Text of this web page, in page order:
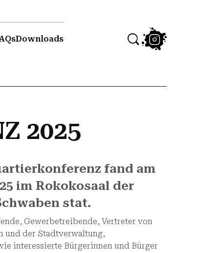
Downloads
2025
fand am
im Rokokosaal der
stat.
Gewerbetreibende, Vertreter von
und der Stadtverwaltung,
interessierte Bürgerinnen und Bürger